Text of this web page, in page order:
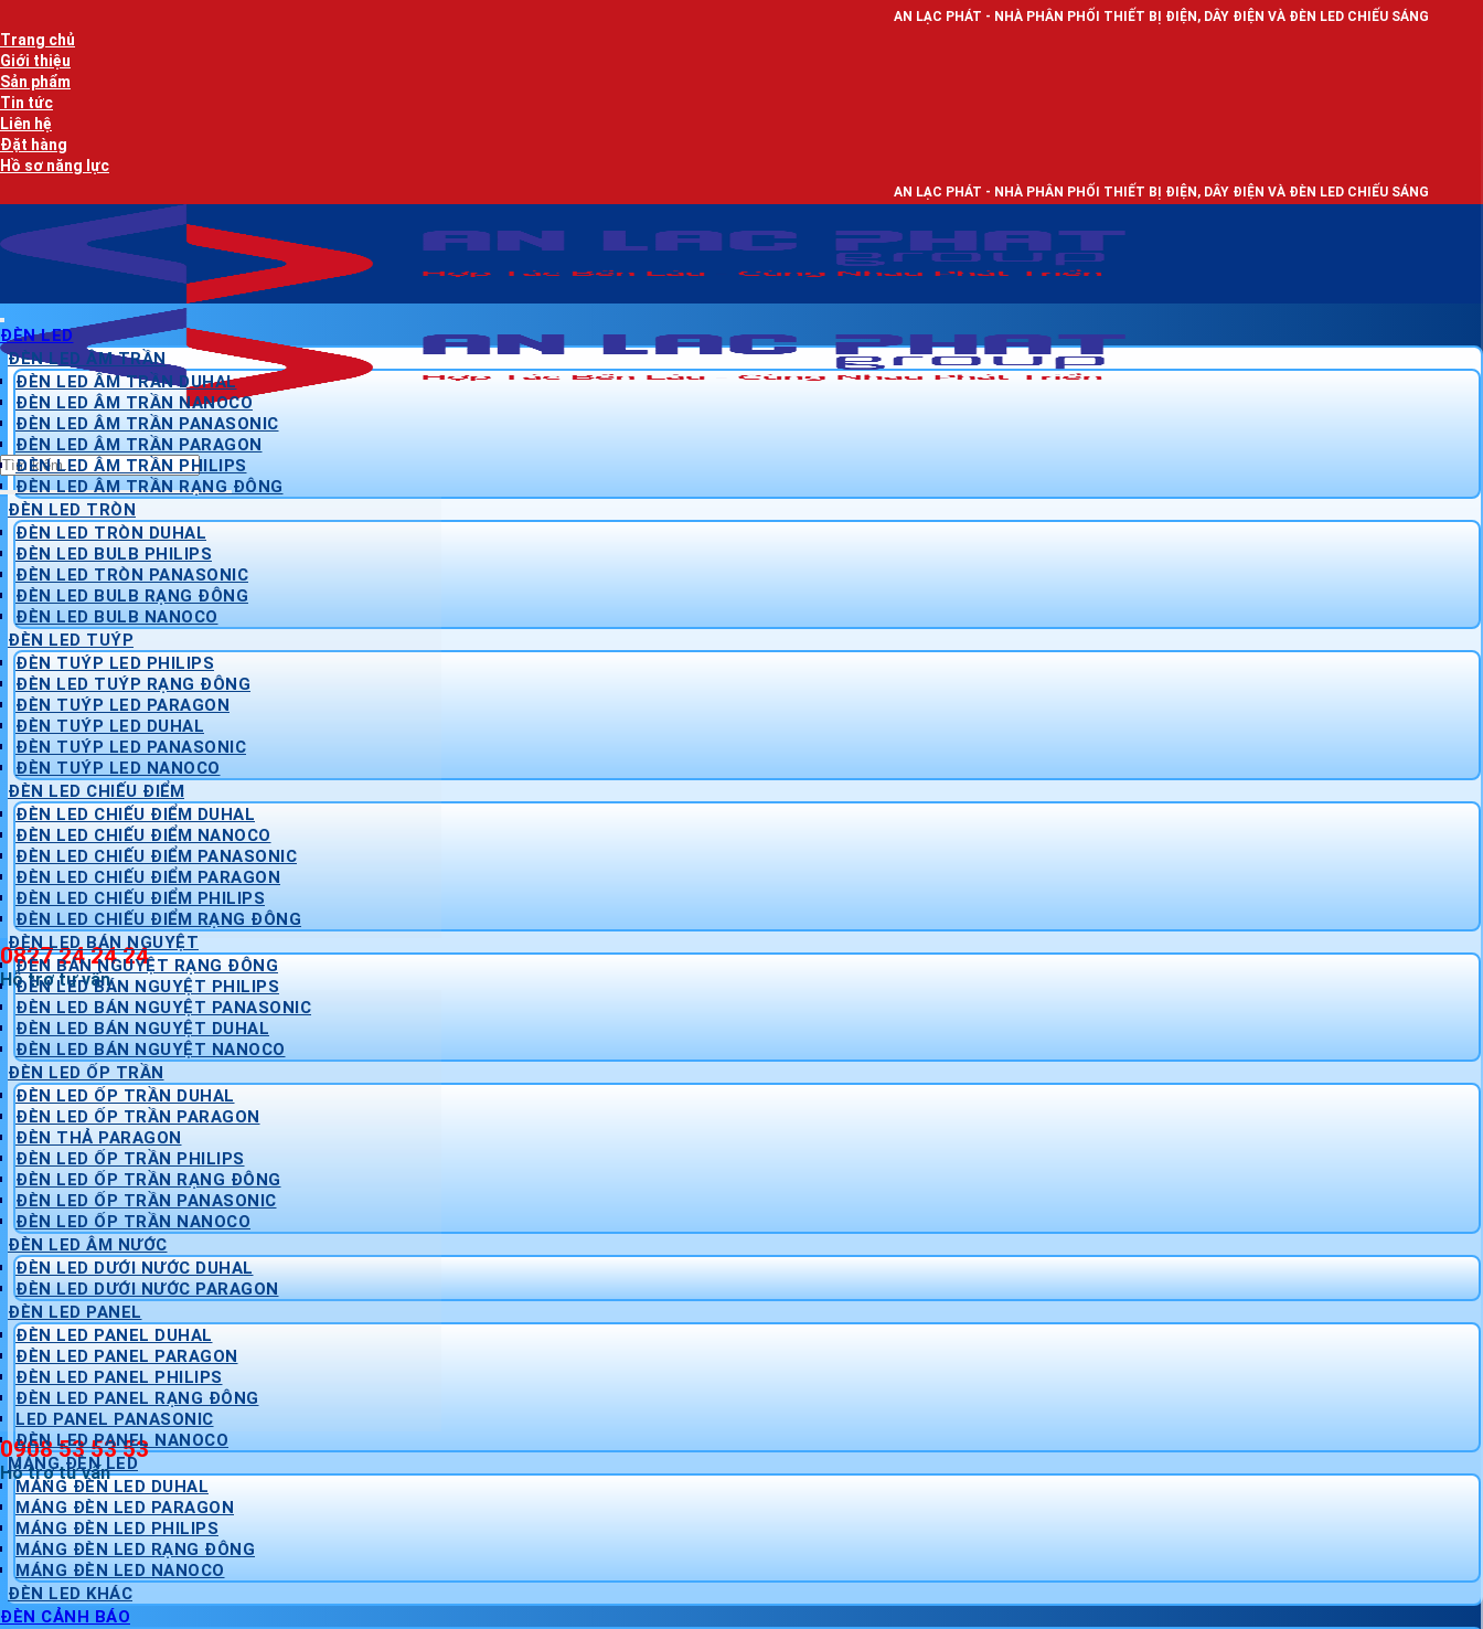
qua
nội
dung
AN LẠC PHÁT - NHÀ PHÂN PHỐI THIẾT BỊ ĐIỆN, DÂY ĐIỆN VÀ ĐÈN LED CHIẾU SÁNG
Trang chủ
Giới thiệu
Sản phẩm
Tin tức
Liên hệ
Đặt hàng
Hồ sơ năng lực
AN LẠC PHÁT - NHÀ PHÂN PHỐI THIẾT BỊ ĐIỆN, DÂY ĐIỆN VÀ ĐÈN LED CHIẾU SÁNG
Tìm
kiếm:
0827 24 24 24
Hỗ trợ tư vấn
0908 53 53 53
Hỗ trợ tư vấn
ĐÈN LED
ĐÈN LED ÂM TRẦN
ĐÈN LED ÂM TRẦN DUHAL
ĐÈN LED ÂM TRẦN NANOCO
ĐÈN LED ÂM TRẦN PANASONIC
ĐÈN LED ÂM TRẦN PARAGON
ĐÈN LED ÂM TRẦN PHILIPS
ĐÈN LED ÂM TRẦN RẠNG ĐÔNG
ĐÈN LED TRÒN
ĐÈN LED TRÒN DUHAL
ĐÈN LED BULB PHILIPS
ĐÈN LED TRÒN PANASONIC
ĐÈN LED BULB RẠNG ĐÔNG
ĐÈN LED BULB NANOCO
ĐÈN LED TUÝP
ĐÈN TUÝP LED PHILIPS
ĐÈN LED TUÝP RẠNG ĐÔNG
ĐÈN TUÝP LED PARAGON
ĐÈN TUÝP LED DUHAL
ĐÈN TUÝP LED PANASONIC
ĐÈN TUÝP LED NANOCO
ĐÈN LED CHIẾU ĐIỂM
ĐÈN LED CHIẾU ĐIỂM DUHAL
ĐÈN LED CHIẾU ĐIỂM NANOCO
ĐÈN LED CHIẾU ĐIỂM PANASONIC
ĐÈN LED CHIẾU ĐIỂM PARAGON
ĐÈN LED CHIẾU ĐIỂM PHILIPS
ĐÈN LED CHIẾU ĐIỂM RẠNG ĐÔNG
ĐÈN LED BÁN NGUYỆT
ĐÈN BÁN NGUYỆT RẠNG ĐÔNG
ĐÈN LED BÁN NGUYỆT PHILIPS
ĐÈN LED BÁN NGUYỆT PANASONIC
ĐÈN LED BÁN NGUYỆT DUHAL
ĐÈN LED BÁN NGUYỆT NANOCO
ĐÈN LED ỐP TRẦN
ĐÈN LED ỐP TRẦN DUHAL
ĐÈN LED ỐP TRẦN PARAGON
ĐÈN THẢ PARAGON
ĐÈN LED ỐP TRẦN PHILIPS
ĐÈN LED ỐP TRẦN RẠNG ĐÔNG
ĐÈN LED ỐP TRẦN PANASONIC
ĐÈN LED ỐP TRẦN NANOCO
ĐÈN LED ÂM NƯỚC
ĐÈN LED DƯỚI NƯỚC DUHAL
ĐÈN LED DƯỚI NƯỚC PARAGON
ĐÈN LED PANEL
ĐÈN LED PANEL DUHAL
ĐÈN LED PANEL PARAGON
ĐÈN LED PANEL PHILIPS
ĐÈN LED PANEL RẠNG ĐÔNG
LED PANEL PANASONIC
ĐÈN LED PANEL NANOCO
MÁNG ĐÈN LED
MÁNG ĐÈN LED DUHAL
MÁNG ĐÈN LED PARAGON
MÁNG ĐÈN LED PHILIPS
MÁNG ĐÈN LED RẠNG ĐÔNG
MÁNG ĐÈN LED NANOCO
ĐÈN LED KHÁC
ĐÈN CẢNH BÁO